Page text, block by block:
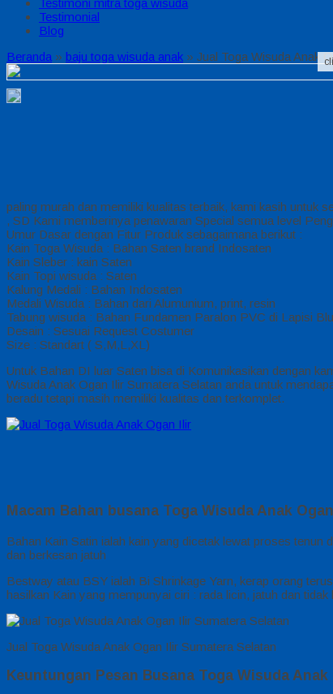
Testimoni mitra toga wisuda
Testimonial
Blog
Beranda » baju toga wisuda anak » Jual Toga Wisuda Anak
paling murah dan memiliki kualitas terbaik, kami kasih untuk
, SD Kami memberinya penawaran Special semua level
Umur Dasar dengan Fitur Produk sebagaimana berikut :
Kain Toga Wisuda : Bahan Saten brand Indosaten
Kain Sleber : kain Saten
Kain Topi wisuda : Saten
Kalung Medali : Bahan Indosaten
Medali Wisuda : Bahan dari Alumunium, print, resin
Tabung wisuda : Bahan Fundamen Paralon PVC di Lapisi
Desain : Sesuai Request Costumer
Size : Standart ( S,M,L,XL)
Untuk Bahan DI luar Saten bisa di Komunikasikan dengan
Wisuda Anak Ogan Ilir Sumatera Selatan anda untuk
beradu tetapi masih memiliki kualitas dan terkomplet.
Macam Bahan busana Toga Wisuda Anak
Bahan Kain Satin ialah kain yang dicetak lewat proses
dan berkesan jatuh
Bestway atau BSY ialah Bi Shrinkage Yarn, kerap orang
hasilkan Kain yang mempunyai ciri : rada licin, jatuh dan
Jual Toga Wisuda Anak Ogan Ilir Sumatera Selatan
Keuntungan Pesan Busana Toga Wisuda